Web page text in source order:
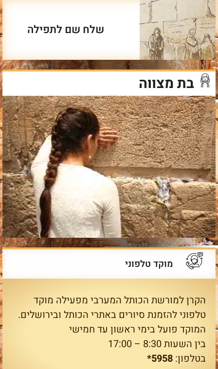
שלח שם לתפילה
בת מצווה
מוקד טלפוני
הקרן למורשת הכותל המערבי מפעילה מוקד
טלפוני להזמנת סיורים באתרי הכותל ובירושלים.
המוקד פועל בימי ראשון עד חמישי
בין השעות 8:30 – 17:00
בטלפון: 5958*